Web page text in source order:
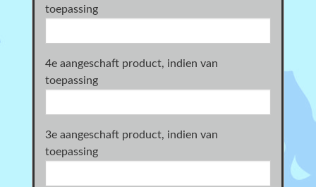
toepassing
4e aangeschaft product, indien van
toepassing
3e aangeschaft product, indien van
toepassing